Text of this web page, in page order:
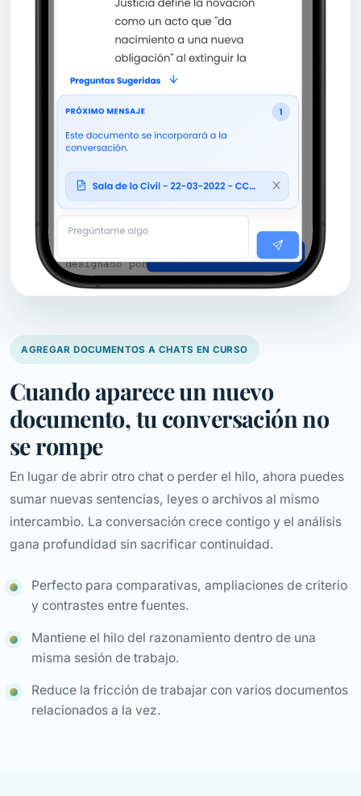
AGREGAR DOCUMENTOS A CHATS EN CURSO
Cuando aparece un nuevo
documento, tu conversación no
se rompe
En lugar de abrir otro chat o perder el hilo, ahora puedes
sumar nuevas sentencias, leyes o archivos al mismo
intercambio. La conversación crece contigo y el análisis
gana profundidad sin sacrificar continuidad.
Perfecto para comparativas, ampliaciones de criterio
y contrastes entre fuentes.
Mantiene el hilo del razonamiento dentro de una
misma sesión de trabajo.
Reduce la fricción de trabajar con varios documentos
relacionados a la vez.